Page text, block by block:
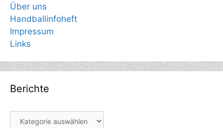
Über uns
Handballinfoheft
Impressum
Links
Berichte